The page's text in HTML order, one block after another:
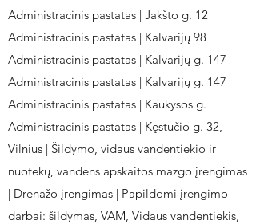
Administracinis pastatas | Jakšto g. 12
Administracinis pastatas | Kalvarijų 98
Administracinis pastatas | Kalvarijų g. 147
Administracinis pastatas | Kalvarijų g. 147
Administracinis pastatas | Kaukysos g.
Administracinis pastatas | Kęstučio g. 32,
Vilnius | Šildymo, vidaus vandentiekio ir
nuotekų, vandens apskaitos mazgo įrengimas
| Drenažo įrengimas | Papildomi įrengimo
darbai: šildymas, VAM, Vidaus vandentiekis,